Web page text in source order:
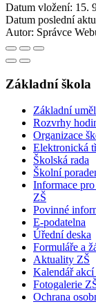
Datum vložení: 15.
Datum poslední
Autor: Správce
Základní škola
Základní
Rozvrhy
Organizace
Elektronická
Školská rada
Školní
Informace
ZŠ
Povinné
E-podatelna
Úřední deska
Formuláře a
Aktuality ZŠ
Kalendář akcí
Fotogalerie
Ochrana